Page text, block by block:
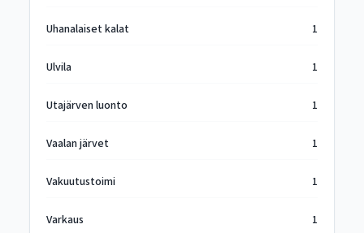
Uhanalaiset kalat 1
Ulvila 1
Utajärven luonto 1
Vaalan järvet 1
Vakuutustoimi 1
Varkaus 1